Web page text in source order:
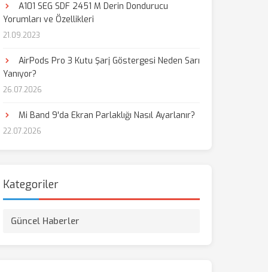
A101 SEG SDF 2451 M Derin Dondurucu
Yorumları ve Özellikleri
21.09.2023
AirPods Pro 3 Kutu Şarj Göstergesi Neden Sarı
Yanıyor?
26.07.2026
Mi Band 9'da Ekran Parlaklığı Nasıl Ayarlanır?
22.07.2026
Kategoriler
Güncel Haberler